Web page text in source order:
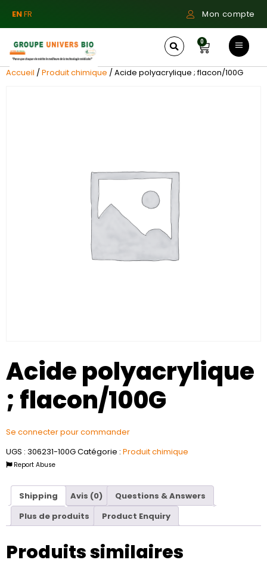
ENFR Mon compte
0
Accueil /Produit chimique / Acide polyacrylique ; flacon/100G
Acide polyacrylique
; flacon/100G
Se connecter pour commander
UGS : 306231-100GCatégorie : Produit chimique
Report Abuse
Shipping Avis (0)
Questions & Answers
Plus de produits
Product Enquiry
Produits similaires